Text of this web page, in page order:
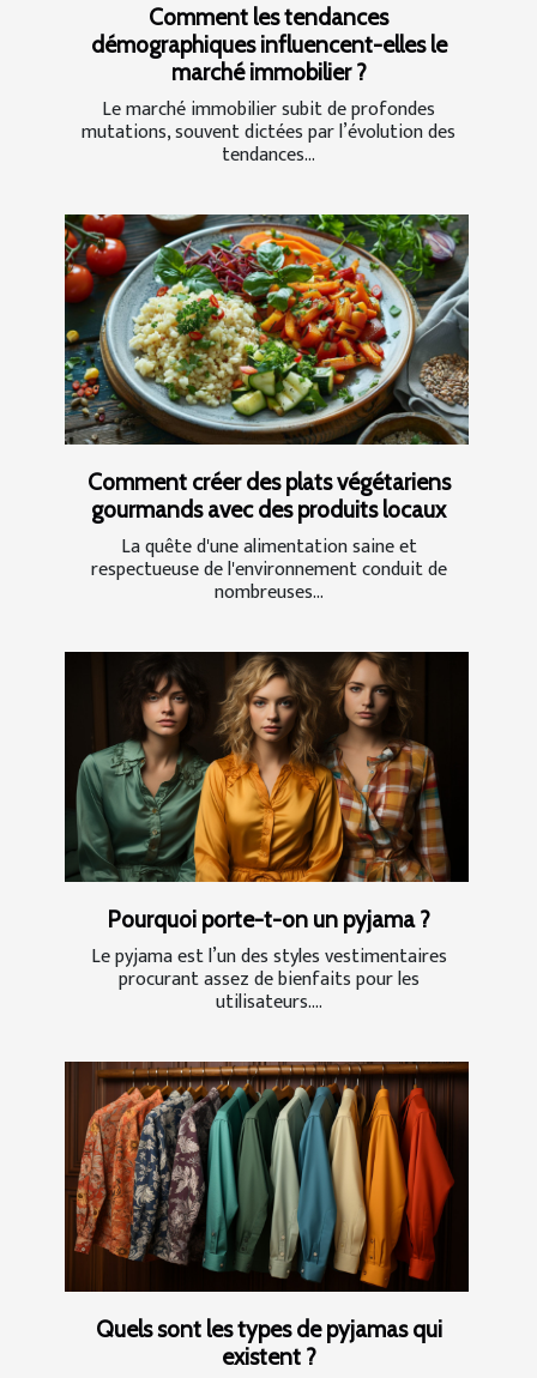
Comment les tendances
démographiques influencent-elles le
marché immobilier ?
Le marché immobilier subit de profondes
mutations, souvent dictées par l’évolution des
tendances...
Comment créer des plats végétariens
gourmands avec des produits locaux
La quête d'une alimentation saine et
respectueuse de l'environnement conduit de
nombreuses...
Pourquoi porte-t-on un pyjama ?
Le pyjama est l’un des styles vestimentaires
procurant assez de bienfaits pour les
utilisateurs....
Quels sont les types de pyjamas qui
existent ?